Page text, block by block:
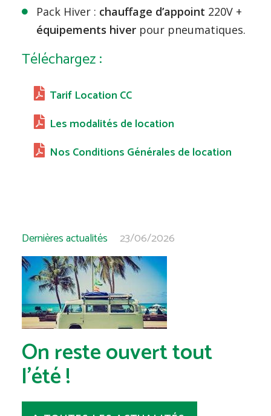
Pack Hiver : chauffage d’appoint 220V +
équipements hiver pour pneumatiques.
Téléchargez :
Tarif Location CC
Les modalités de location
Nos Conditions Générales de location
Dernières actualités 23/06/2026
On reste ouvert tout
l'été !